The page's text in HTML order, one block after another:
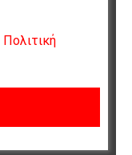
Πολιτική